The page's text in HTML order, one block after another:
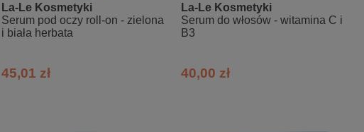
La-Le Kosmetyki
Serum pod oczy roll-on - zielona
i biała herbata
45,01 zł
La-Le Kosmetyki
Serum do włosów - witamina C i
B3
40,00 zł